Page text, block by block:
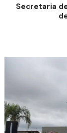
Secretaria